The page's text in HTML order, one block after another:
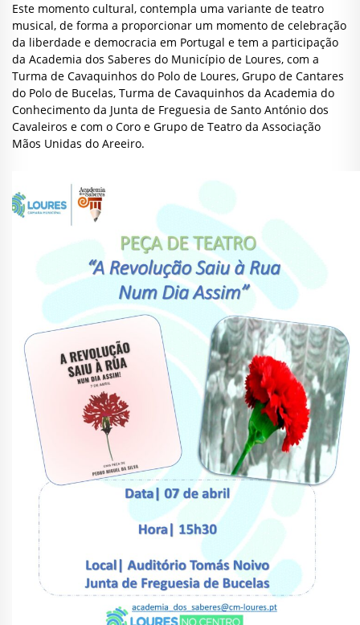
Este momento cultural, contempla uma variante de teatro
musical, de forma a proporcionar um momento de celebração
da liberdade e democracia em Portugal e tem a participação
da Academia dos Saberes do Município de Loures, com a
Turma de Cavaquinhos do Polo de Loures, Grupo de Cantares
do Polo de Bucelas, Turma de Cavaquinhos da Academia do
Conhecimento da Junta de Freguesia de Santo António dos
Cavaleiros e com o Coro e Grupo de Teatro da Associação
Mãos Unidas do Areeiro.